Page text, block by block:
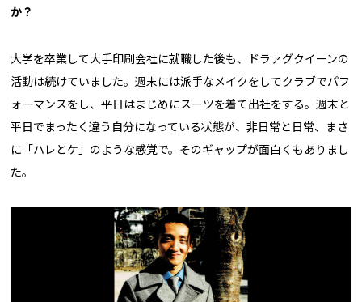
か？
大学を卒業して大手印刷会社に就職した後も、ドラァグクイーンの
活動は続けていました。週末には派手なメイクをしてクラブでパフ
ォーマンスをし、平日はまじめにスーツを着て出社をする。週末と
平日でまったく違う自分になっている状態が、非日常と日常、まさ
に「ハレとケ」のような感覚で。そのギャップが面白くもありまし
た。